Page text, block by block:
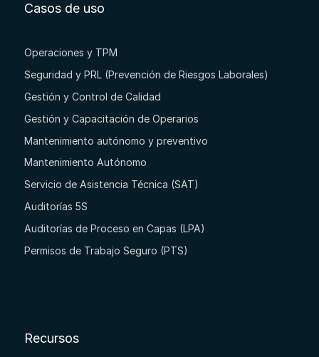
Casos de uso
Operaciones y TPM
Seguridad y PRL (Prevención de Riesgos Laborales)
Gestión y Control de Calidad
Gestión y Capacitación de Operarios
Mantenimiento autónomo y preventivo
Mantenimiento Autónomo
Servicio de Asistencia Técnica (SAT)
Auditorías 5S
Auditorías de Proceso en Capas (LPA)
Permisos de Trabajo Seguro (PTS)
Recursos